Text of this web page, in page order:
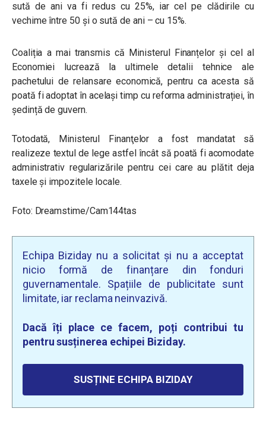
sută de ani va fi redus cu 25%, iar cel pe clădirile cu
vechime între 50 și o sută de ani – cu 15%.
Coaliția a mai transmis că Ministerul Finanțelor și cel al
Economiei lucrează la ultimele detalii tehnice ale
pachetului de relansare economică, pentru ca acesta să
poată fi adoptat în același timp cu reforma administrației, în
ședință de guvern.
Totodată, Ministerul Finanţelor a fost mandatat să
realizeze textul de lege astfel încât să poată fi acomodate
administrativ regularizările pentru cei care au plătit deja
taxele și impozitele locale.
Foto: Dreamstime/Cam144tas
Echipa Biziday nu a solicitat și nu a acceptat
nicio formă de finanțare din fonduri
guvernamentale. Spațiile de publicitate sunt
limitate, iar reclama neinvazivă.
Dacă îți place ce facem, poți contribui tu
pentru susținerea echipei Biziday.
SUSȚINE ECHIPA BIZIDAY